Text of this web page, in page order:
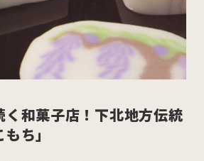
寿司
く和菓子店！下北地方伝統
ち」